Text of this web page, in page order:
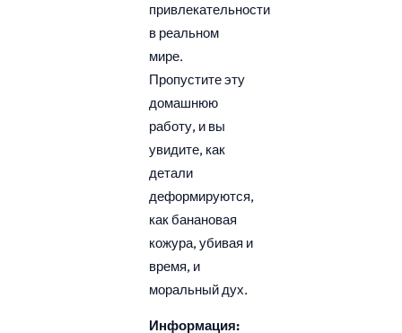
привлекательности
в реальном
мире.
Пропустите эту
домашнюю
работу, и вы
увидите, как
детали
деформируются,
как банановая
кожура, убивая и
время, и
моральный дух.
Информация: